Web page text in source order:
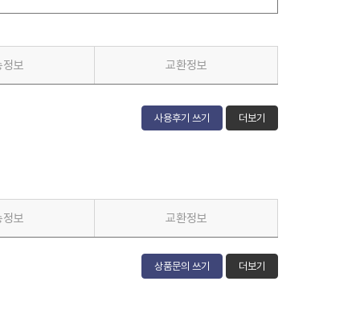
정보 교환정보
사용후기 쓰기 더보기
정보 교환정보
상품문의 쓰기 더보기